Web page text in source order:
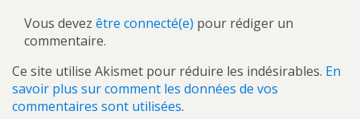
Vous devez être connecté(e) pour rédiger un
commentaire.
Ce site utilise Akismet pour réduire les indésirables. En
savoir plus sur comment les données de vos
commentaires sont utilisées.